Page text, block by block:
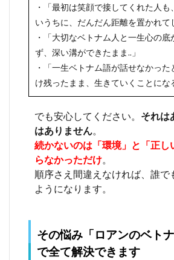
・「最初は笑顔で接してくれた人
いうちに、だんだん距離を置かれて
・「大切なベトナム人と一生心の底
ず、深い溝ができたまま..」
・「一生ベトナム語が話せなかっ
け残ったまま、生きていくことにな
でも安心してください。 それは
はありません。
続かないのは「環境」と「正し
らなかっただけ。
順序さえ間違えなければ、誰で
ようになります。
その悩み「ロアンのベト
で全て解決できます